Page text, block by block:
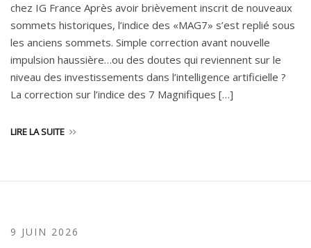
chez IG France Après avoir brièvement inscrit de nouveaux
sommets historiques, l’indice des «MAG7» s’est replié sous
les anciens sommets. Simple correction avant nouvelle
impulsion haussière…ou des doutes qui reviennent sur le
niveau des investissements dans l’intelligence artificielle ?
La correction sur l’indice des 7 Magnifiques […]
LIRE LA SUITE
9 JUIN 2026